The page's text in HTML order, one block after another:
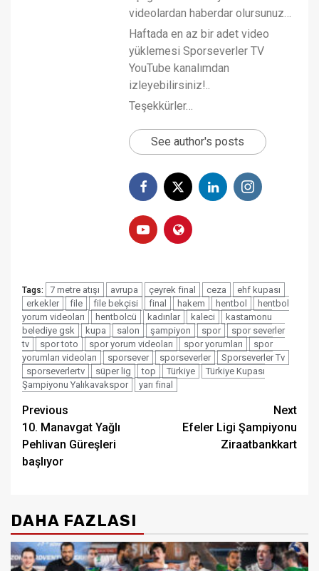
videolardan haberdar olursunuz…
Haftada en az bir adet video
yüklemesi Sporseverler TV
YouTube kanalımdan
izleyebilirsiniz!..
Teşekkürler…
See author's posts
Tags: 7 metre atışı avrupa çeyrek final ceza
ehf kupası
erkekler
file file bekçisi final hakem hentbol
hentbol
yorum videoları
hentbolcü kadınlar kaleci
kastamonu
belediye gsk
kupa salon şampiyon spor
spor severler
tv
spor toto spor yorum videoları spor yorumları
spor
yorumları videoları
sporsever sporseverler
Sporseverler Tv
sporseverlertv
süper lig top Türkiye
Türkiye Kupası
Şampiyonu Yalıkavakspor
yarı final
Post
navigation
Previous
10. Manavgat Yağlı
Pehlivan Güreşleri
başlıyor
Next
Efeler Ligi Şampiyonu
Ziraatbankkart
DAHA FAZLASI